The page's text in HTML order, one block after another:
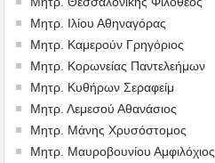
Μητρ. Ιλίου Αθηναγόρας
Μητρ. Καμερούν Γρηγόριος
Μητρ. Κορωνείας Παντελεήμων
Μητρ. Κυθήρων Σεραφείμ
Μητρ. Λεμεσού Αθανάσιος
Μητρ. Μάνης Χρυσόστομος
Μητρ. Μαυροβουνίου Αμφιλόχιος